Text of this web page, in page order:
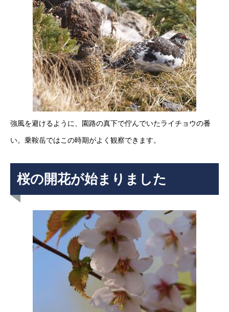
強風を避けるように、園路の真下で佇んでいたライチョウの番
い。乗鞍岳ではこの時期がよく観察できます。
桜の開花が始まりました